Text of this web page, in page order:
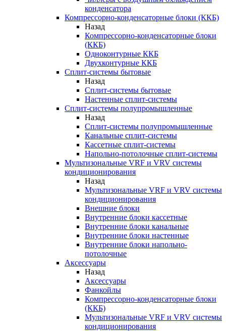
конденсатора
Компрессорно-конденсаторные блоки (ККБ)
Назад
Компрессорно-конденсаторные блоки
(ККБ)
Одноконтурные ККБ
Двухконтурные ККБ
Сплит-системы бытовые
Назад
Сплит-системы бытовые
Настенные сплит-системы
Сплит-системы полупромышленные
Назад
Сплит-системы полупромышленные
Канальные сплит-системы
Кассетные сплит-системы
Напольно-потолочные сплит-системы
Мультизональные VRF и VRV системы
кондиционирования
Назад
Мультизональные VRF и VRV системы
кондиционирования
Внешние блоки
Внутренние блоки кассетные
Внутренние блоки канальные
Внутренние блоки настенные
Внутренние блоки напольно-
потолочные
Аксессуары
Назад
Аксессуары
Фанкойлы
Компрессорно-конденсаторные блоки
(ККБ)
Мультизональные VRF и VRV системы
кондиционирования